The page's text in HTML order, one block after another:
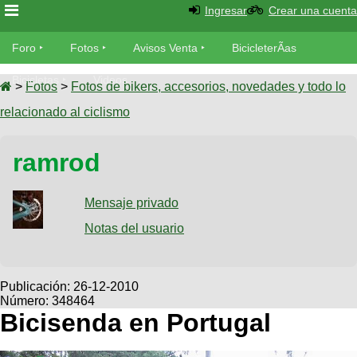
Foro
Foro
TÃ©cnica
Fotos
tu foto
Galeria
XC
Viajes
Descenso
SUBÃ
tu
Buscar
Ultimos
Fotos
BicicleterÃ­
as
Bicicletas
Tandem
Videos
Cicloturismo
Ingresar Crear una cuenta
Foro Fotos Avisos Venta BicicleterÃ­as
Bicicletas Videos
> Fotos > Fotos de bikers, accesorios, novedades y todo lo
relacionado al ciclismo
ramrod
Mensaje privado
Notas del usuario
Publicación: 26-12-2010
Número: 348464
Bicisenda en Portugal